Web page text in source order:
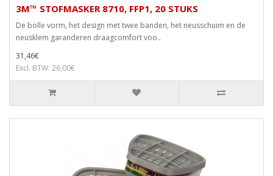
3M™ STOFMASKER 8710, FFP1, 20 STUKS
De bolle vorm, het design met twee banden, het neusschuim en de
neusklem garanderen draagcomfort voo..
31,46€
Excl. BTW: 26,00€